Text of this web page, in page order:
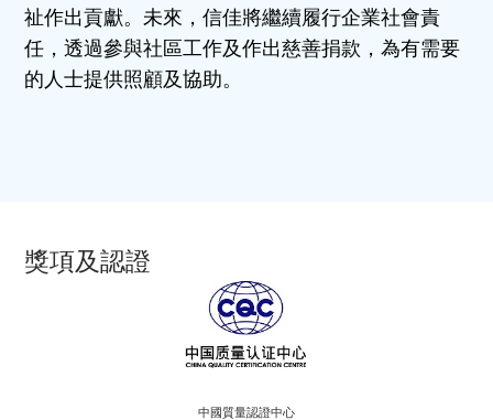
祉作出貢獻。未來，信佳將繼續履行企業社會責
任，透過參與社區工作及作出慈善捐款，為有需要
的人士提供照顧及協助。
獎項及認證
中國質量認證中心